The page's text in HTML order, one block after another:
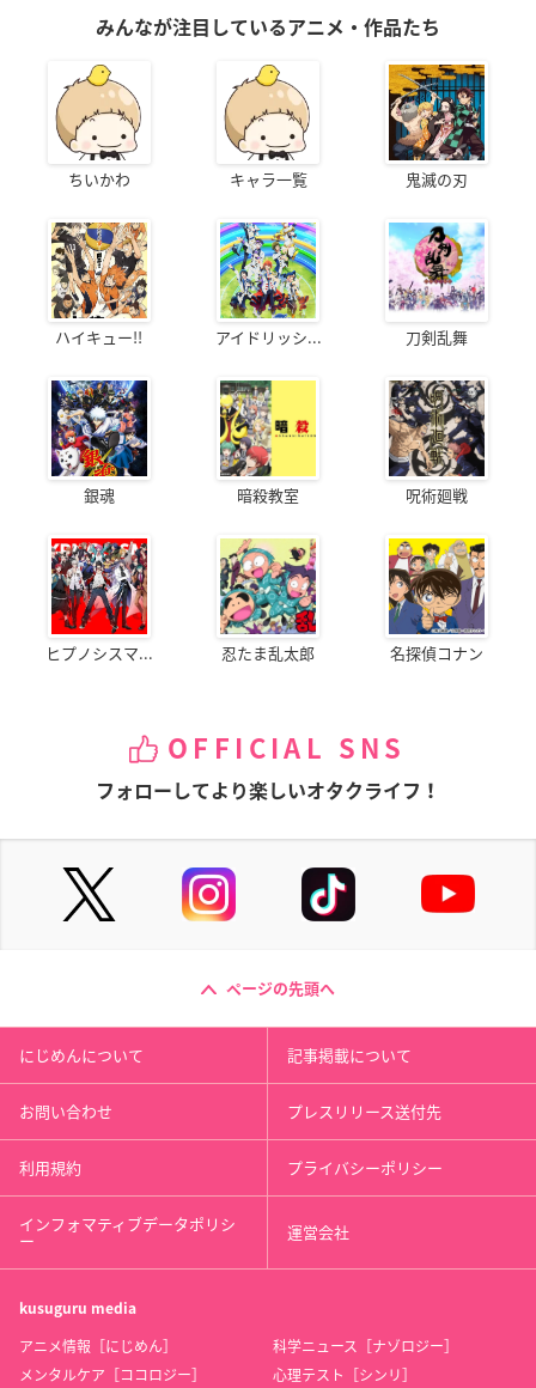
みんなが注目しているアニメ・作品たち
ちいかわ キャラ一覧 鬼滅の刃
ハイキュー!! アイドリッシ... 刀剣乱舞
銀魂 暗殺教室 呪術廻戦
ヒプノシスマ... 忍たま乱太郎 名探偵コナン
OFFICIAL SNS
フォローしてより楽しいオタクライフ！
ページの先頭へ
にじめんについて 記事掲載について
お問い合わせ プレスリリース送付先
利用規約 プライバシーポリシー
インフォマティブデータポリシ
ー 運営会社
kusuguru media
アニメ情報［にじめん］
科学ニュース［ナゾロジー］
メンタルケア［ココロジー］
心理テスト［シンリ］